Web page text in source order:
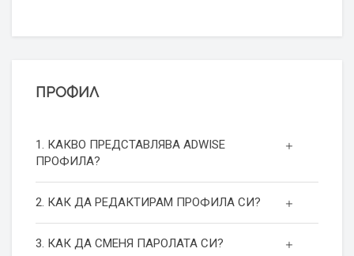
ПРОФИЛ
1. КАКВО ПРЕДСТАВЛЯВА ADWISE
ПРОФИЛА?
2. КАК ДА РЕДАКТИРАМ ПРОФИЛА СИ?
3. КАК ДА СМЕНЯ ПАРОЛАТА СИ?